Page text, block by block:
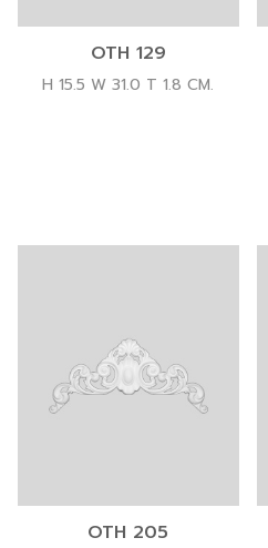
OTH 129
H 15.5 W 31.0 T 1.8 CM.
OTH 205